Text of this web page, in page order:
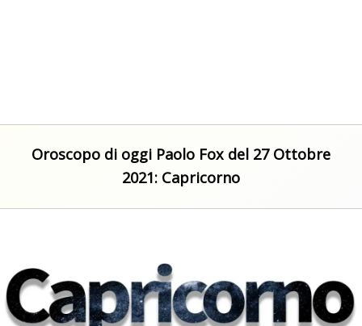
Oroscopo di oggi Paolo Fox del 27 Ottobre
2021: Capricorno